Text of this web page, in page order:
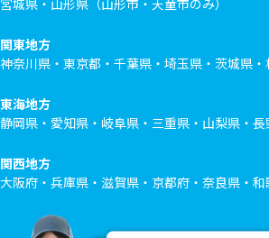
宮城県・山形県（山形市・天童市のみ）
関東地方
神奈川県・東京都・千葉県・埼玉県・茨城県
東海地方
静岡県・愛知県・岐阜県・三重県・山梨県・長
関西地方
大阪府・兵庫県・滋賀県・京都府・奈良県・和